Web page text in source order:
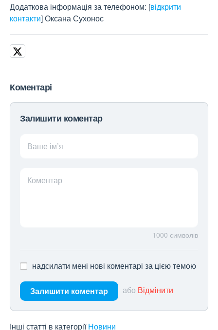
Додаткова інформація за телефоном: [відкрити
контакти]Оксана Сухонос
Коментарі
Залишити коментар
Ваше ім’я
Коментар
1000 символів
надсилати мені нові коментарі за цією темою
Залишити коментар або Відмінити
Інші статті в категорії Новини